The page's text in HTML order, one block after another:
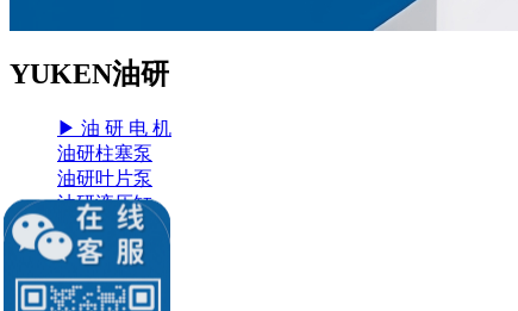
YUKEN油研
▶ 油 研 电 机
油研柱塞泵
油研叶片泵
油研液压缸
油研电磁阀
DSG系列阀
DSHG系列阀